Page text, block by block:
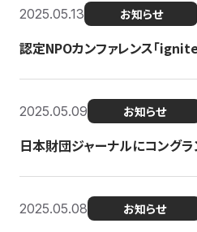
2025.05.13 お知らせ
認定NPOカンファレンス「
2025.05.09 お知らせ
日本財団ジャーナルにコング
2025.05.08 お知らせ